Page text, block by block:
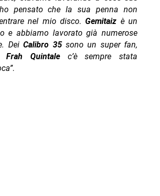
pensato che la sua penna non
nel mio disco.Gemitaiz è un
e abbiamo lavorato già numerose
DeiCalibro 35sono un super fan,
Frah Quintale c’è sempre stata